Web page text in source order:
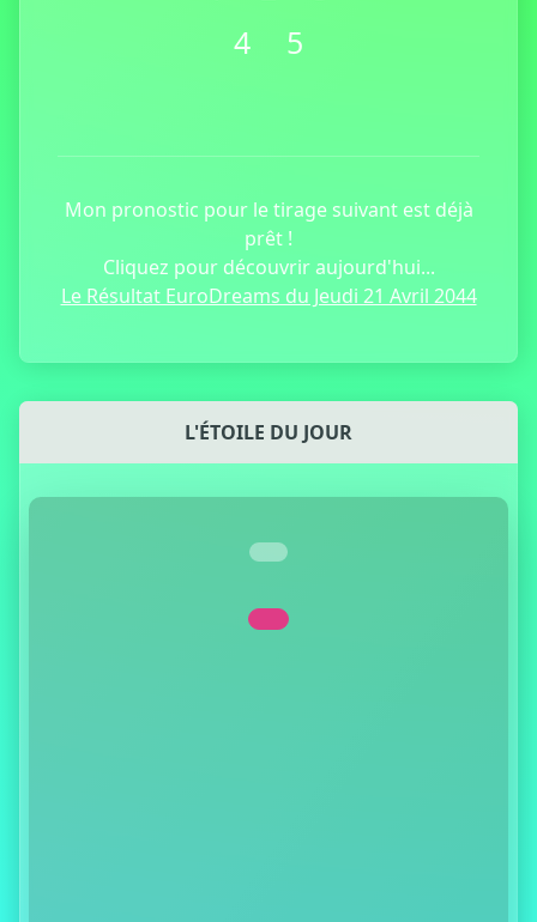
4
5
Mon pronostic pour le tirage suivant est déjà
prêt !
Cliquez pour découvrir aujourd'hui...
Le Résultat EuroDreams du Jeudi 21 Avril 2044
L'ÉTOILE DU JOUR